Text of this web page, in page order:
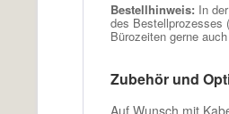
Bestellhinweis: In
des Bestellprozesses
Bürozeiten gerne
Zubehör und
Auf Wunsch mit